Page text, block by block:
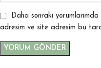
Daha sonraki yorumlarımda
adresim ve site adresim bu